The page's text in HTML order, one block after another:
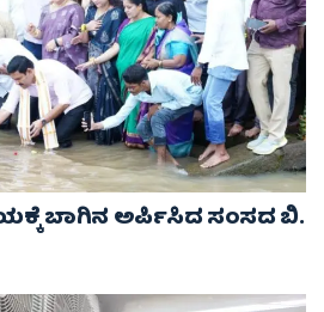
ಬಾಗಿನ ಅರ್ಪಿಸಿದ ಸಂಸದ ಬಿ.